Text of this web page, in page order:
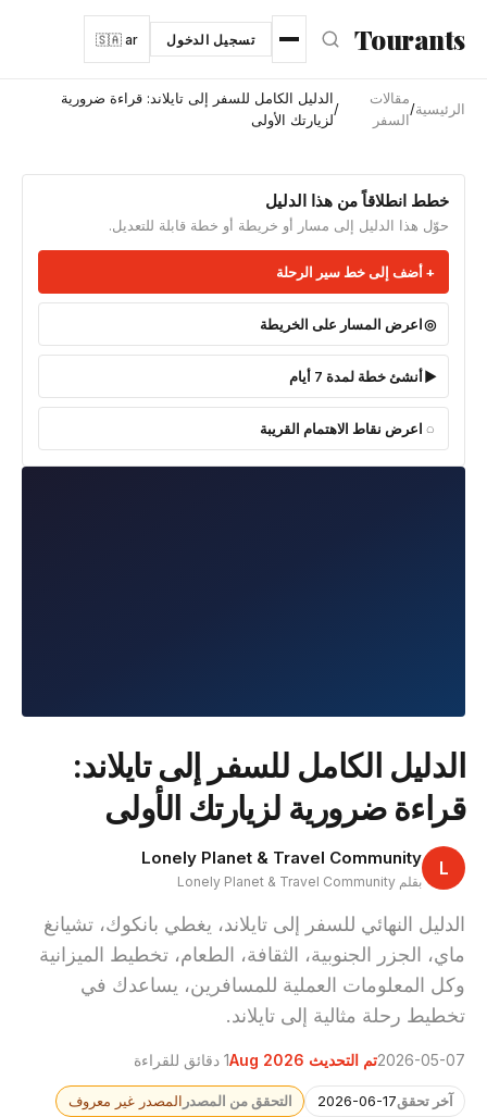
انتقل إلى المحتوى الرئيسي
Tourants تسجيل الدخول 🇸🇦 ar
الرئيسية/
مقالات
السفر
/
الدليل الكامل للسفر إلى تايلاند: قراءة ضرورية
لزيارتك الأولى
خطط انطلاقاً من هذا الدليل
حوّل هذا الدليل إلى مسار أو خريطة أو خطة قابلة للتعديل.
أضف إلى خط سير الرحلة
اعرض المسار على الخريطة
أنشئ خطة لمدة 7 أيام
اعرض نقاط الاهتمام القريبة
الدليل الكامل للسفر إلى تايلاند:
قراءة ضرورية لزيارتك الأولى
L
Lonely Planet & Travel Community
بقلم Lonely Planet & Travel Community
الدليل النهائي للسفر إلى تايلاند، يغطي بانكوك، تشيانغ
ماي، الجزر الجنوبية، الثقافة، الطعام، تخطيط الميزانية
وكل المعلومات العملية للمسافرين، يساعدك في
تخطيط رحلة مثالية إلى تايلاند.
2026-05-07تم التحديث Aug 2026 1 دقائق للقراءة
آخر تحقق2026-06-17 التحقق من المصدر المصدر غير معروف